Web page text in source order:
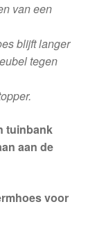
van een
blijft langer
tegen
tuinbank
aan de
voor